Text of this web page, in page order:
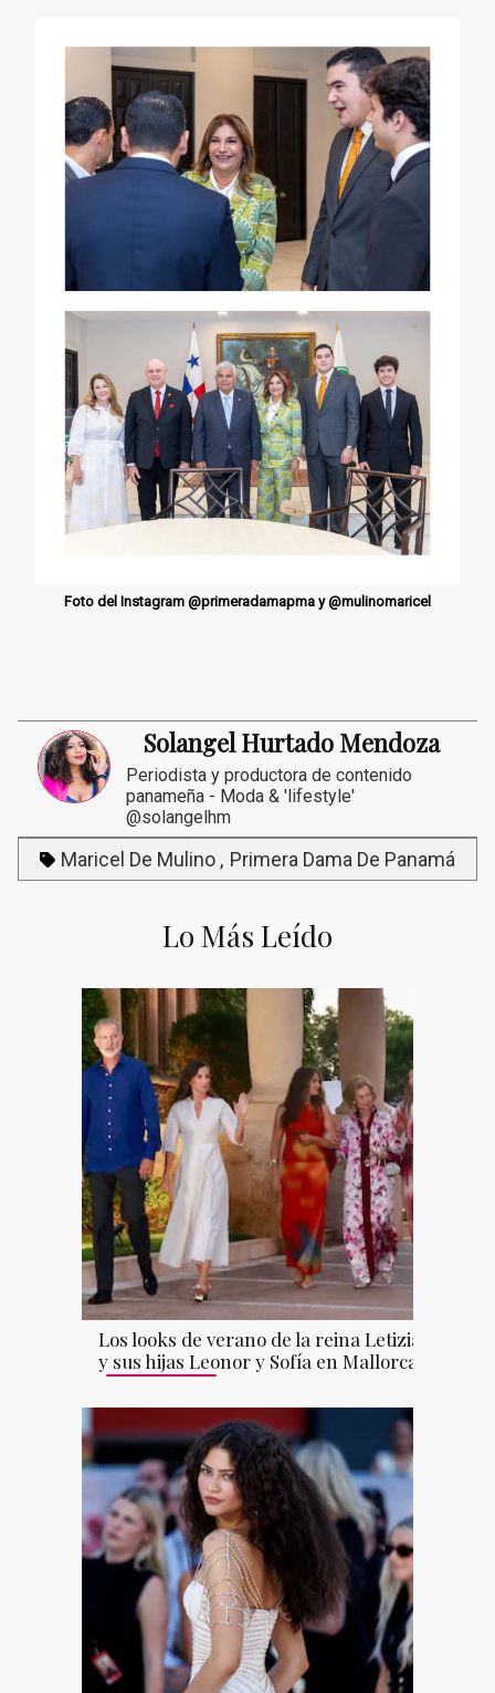
Foto del Instagram @primeradamapma y @mulinomaricel
Solangel Hurtado Mendoza
Periodista y productora de contenido
panameña - Moda & 'lifestyle'
@solangelhm
Maricel De Mulino Primera Dama De Panamá
Lo Más Leído
Los looks de verano de la reina Letizia
y sus hijas Leonor y Sofía en Mallorca